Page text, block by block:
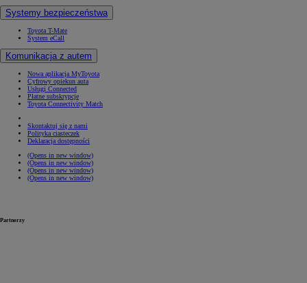
Systemy bezpieczeństwa
Toyota T-Mate
System eCall
Komunikacja z autem
Nowa aplikacja MyToyota
Cyfrowy opiekun auta
Usługi Connected
Płatne subskrypcje
Toyota Connectivity Match
Skontaktuj się z nami
Polityka ciasteczek
Deklaracja dostępności
(Opens in new window)
(Opens in new window)
(Opens in new window)
(Opens in new window)
Partnerzy